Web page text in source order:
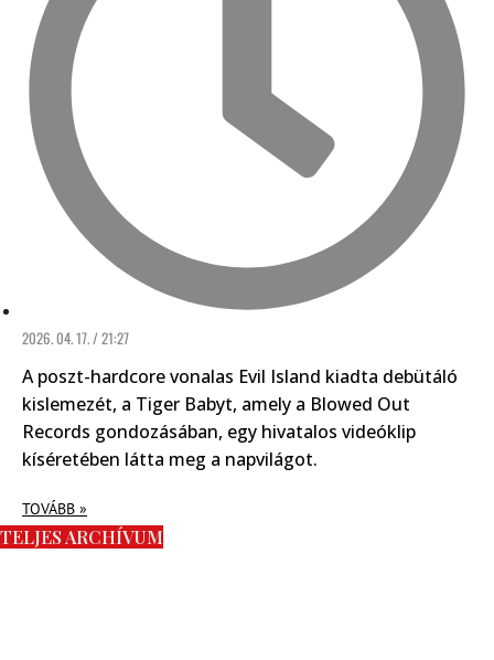
2026. 04. 17. / 21:27
A poszt-hardcore vonalas Evil Island kiadta debütáló
kislemezét, a Tiger Babyt, amely a Blowed Out
Records gondozásában, egy hivatalos videóklip
kíséretében látta meg a napvilágot.
TOVÁBB »
TELJES ARCHÍVUM